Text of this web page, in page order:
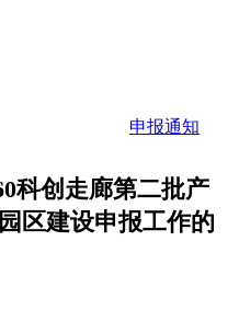
申报通知
科创走廊第二批产
区建设申报工作的